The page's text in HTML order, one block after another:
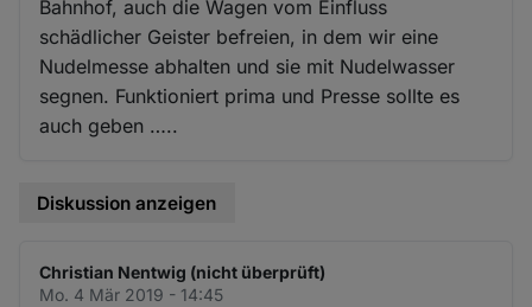
Bahnhof, auch die Wagen vom Einfluss
schädlicher Geister befreien, in dem wir eine
Nudelmesse abhalten und sie mit Nudelwasser
segnen. Funktioniert prima und Presse sollte es
auch geben …..
Diskussion anzeigen
Christian Nentwig (nicht überprüft)
Mo. 4 Mär 2019 - 14:45